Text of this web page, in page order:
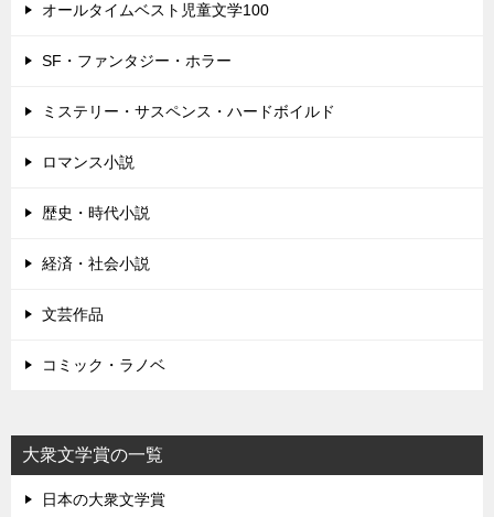
オールタイムベスト児童文学100
SF・ファンタジー・ホラー
ミステリー・サスペンス・ハードボイルド
ロマンス小説
歴史・時代小説
経済・社会小説
文芸作品
コミック・ラノベ
大衆文学賞の一覧
日本の大衆文学賞